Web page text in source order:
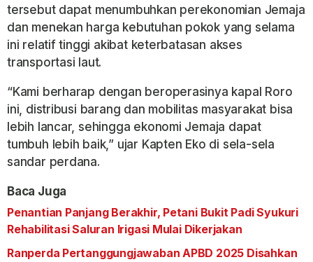
tersebut dapat menumbuhkan perekonomian Jemaja
dan menekan harga kebutuhan pokok yang selama
ini relatif tinggi akibat keterbatasan akses
transportasi laut.
“Kami berharap dengan beroperasinya kapal Roro
ini, distribusi barang dan mobilitas masyarakat bisa
lebih lancar, sehingga ekonomi Jemaja dapat
tumbuh lebih baik,” ujar Kapten Eko di sela-sela
sandar perdana.
Baca Juga
Penantian Panjang Berakhir, Petani Bukit Padi Syukuri
Rehabilitasi Saluran Irigasi Mulai Dikerjakan
Ranperda Pertanggungjawaban APBD 2025 Disahkan